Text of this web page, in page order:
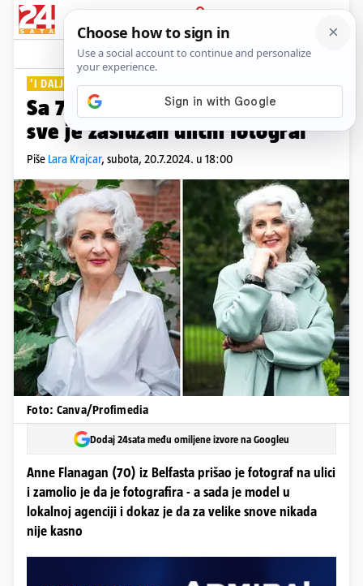
PRIJAVA
Lifestyle Komentari
'I DALJE SAM SRAMEŽLJIVA'
Sa 70 godina postala model: 'Za
sve je zaslužan ulični fotograf'
Piše Lara Krajcar, subota, 20.7.2024. u 18:00
Foto: Canva/Profimedia
Dodaj 24sata među omiljene izvore na Googleu
Anne Flanagan (70) iz Belfasta prišao je fotograf na ulici
i zamolio je da je fotografira - a sada je model u
lokalnoj agenciji i dokaz je da za velike snove nikada
nije kasno